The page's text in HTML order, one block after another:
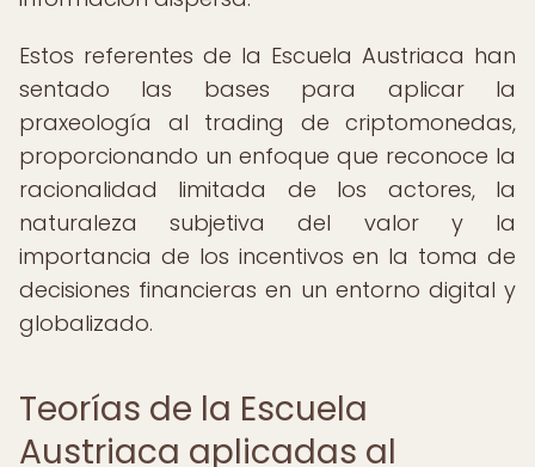
Estos referentes de la Escuela Austriaca han
sentado las bases para aplicar la
praxeología al trading de criptomonedas,
proporcionando un enfoque que reconoce la
racionalidad limitada de los actores, la
naturaleza subjetiva del valor y la
importancia de los incentivos en la toma de
decisiones financieras en un entorno digital y
globalizado.
Teorías de la Escuela
Austriaca aplicadas al